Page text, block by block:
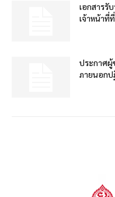
เอกสารรั
เจ้าหน้าที่
ประกาศผู้
ภายนอกป